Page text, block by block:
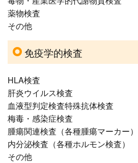
薬物検査
その他
免疫学的検査
HLA検査
肝炎ウイルス検査
血液型判定検査特殊抗体検査
梅毒・感染症検査
腫瘍関連検査（各種腫瘍マーカー）
内分泌検査（各種ホルモン検査）
その他